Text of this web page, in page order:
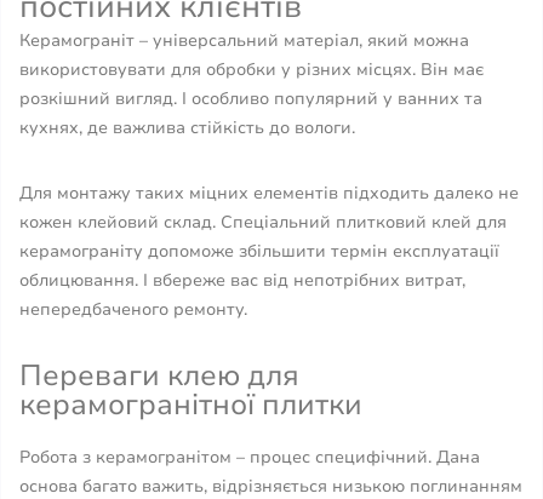
Керамограніт – універсальний матеріал, який можна
використовувати для обробки у різних місцях. Він має
розкішний вигляд. І особливо популярний у ванних та
кухнях, де важлива стійкість до вологи.
Для монтажу таких міцних елементів підходить далеко не
кожен клейовий склад. Спеціальний плитковий клей для
керамограніту допоможе збільшити термін експлуатації
облицювання. І вбереже вас від непотрібних витрат,
непередбаченого ремонту.
Переваги клею для
керамогранітної плитки
Робота з керамогранітом – процес специфічний. Дана
основа багато важить, відрізняється низькою поглинанням